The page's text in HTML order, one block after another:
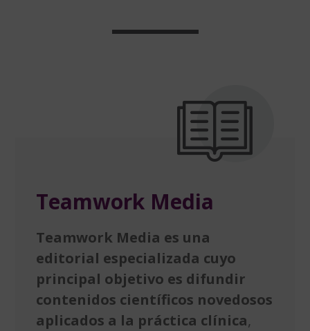
Teamwork Media
Teamwork Media es una
editorial especializada cuyo
principal objetivo es difundir
contenidos científicos novedosos
aplicados a la práctica clínica,